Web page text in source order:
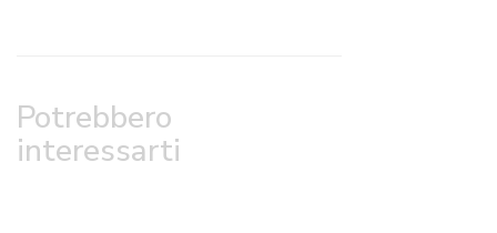
Potrebbero
interessarti